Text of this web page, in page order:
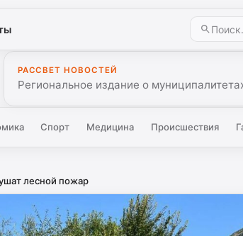
РАССВЕТ НОВОСТЕЙ
Региональное издание о
Спорт Медицина Происшествия
лесной пожар